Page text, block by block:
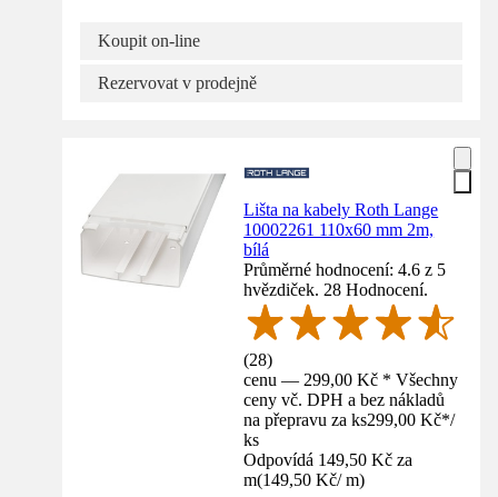
Koupit on-line
Rezervovat v prodejně
Lišta na kabely Roth Lange
10002261 110x60 mm 2m,
bílá
Průměrné hodnocení: 4.6 z 5
hvězdiček. 28 Hodnocení.
(28)
cenu — 299,00 Kč * Všechny
ceny vč. DPH a bez nákladů
na přepravu za ks299,00 Kč*/
ks
Odpovídá 149,50 Kč za
m(149,50 Kč/ m)